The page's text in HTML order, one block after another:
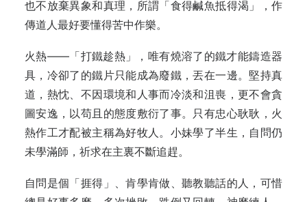
也不放棄異象和真理，所謂「食得鹹魚抵得渴」，作
傳道人最好要懂得苦中作樂。
火熱——「打鐵趁熱」，唯有燒溶了的鐵才能鑄造器
具，冷卻了的鐵片只能成為廢鐵，丟在一邊。堅持真
道，熱忱、不因環境和人事而冷淡和沮喪，更不會貪
圖安逸，以苟且的態度敷衍了事。只有忠心耿耿，火
熱作工才配被主稱為好牧人。小妹學了半生，自問仍
未學滿師，祈求在主裏不斷追趕。
自問是個「捱得」、肯學肯做、聽教聽話的人，可惜